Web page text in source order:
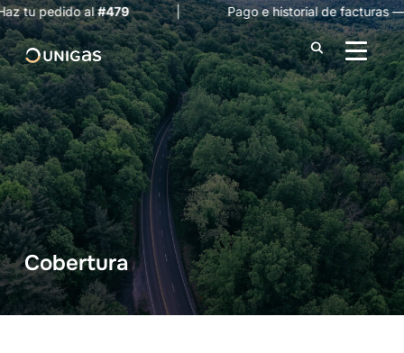
tu pedido al#479| Pago e historial de facturas —
Cobertura